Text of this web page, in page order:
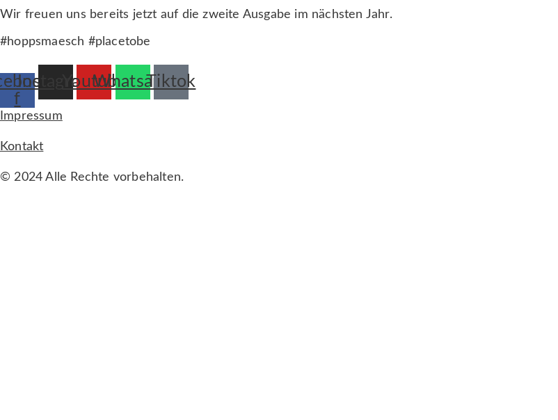
Wir freuen uns bereits jetzt auf die zweite Ausgabe im nächsten Jahr.
#hoppsmaesch #placetobe
f
InstagramYoutube
WhatsappTiktok
Impressum
Kontakt
© 2024 Alle Rechte vorbehalten.